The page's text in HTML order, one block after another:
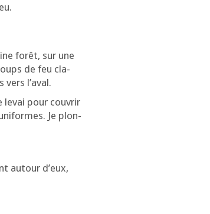
forêt, sur une
de feu cla­
l’aval.
levai pour cou­vrir
Je plon­
autour d’eux,